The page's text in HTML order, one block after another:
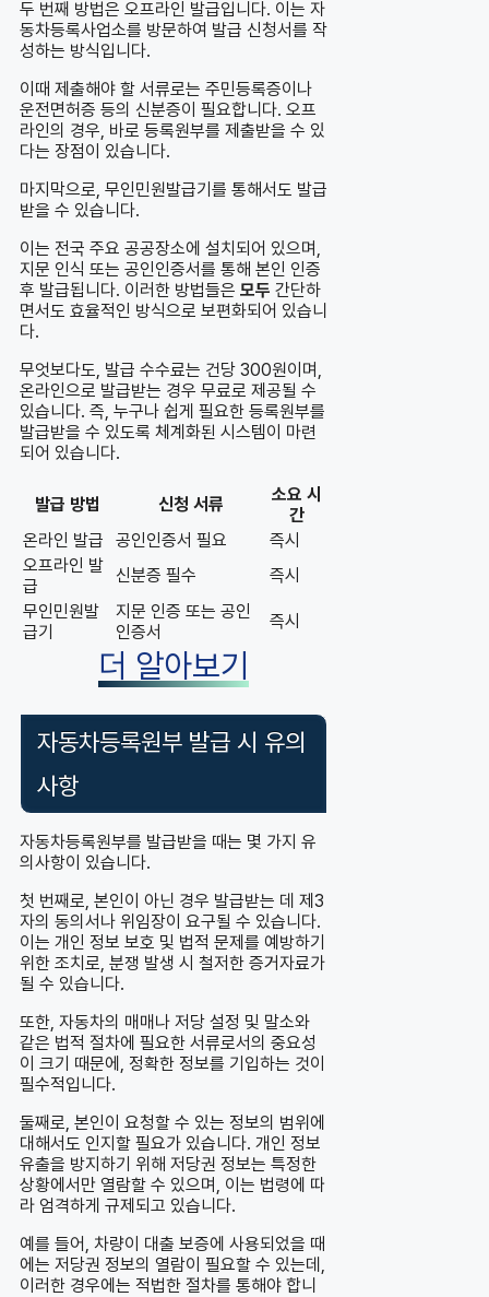
두 번째 방법은 오프라인 발급입니다. 이는 자
동차등록사업소를 방문하여 발급 신청서를 작
성하는 방식입니다.
이때 제출해야 할 서류로는 주민등록증이나
운전면허증 등의 신분증이 필요합니다. 오프
라인의 경우, 바로 등록원부를 제출받을 수 있
다는 장점이 있습니다.
마지막으로, 무인민원발급기를 통해서도 발급
받을 수 있습니다.
이는 전국 주요 공공장소에 설치되어 있으며,
지문 인식 또는 공인인증서를 통해 본인 인증
후 발급됩니다. 이러한 방법들은 모두 간단하
면서도 효율적인 방식으로 보편화되어 있습니
다.
무엇보다도, 발급 수수료는 건당 300원이며,
온라인으로 발급받는 경우 무료로 제공될 수
있습니다. 즉, 누구나 쉽게 필요한 등록원부를
발급받을 수 있도록 체계화된 시스템이 마련
되어 있습니다.
발급 방법 신청 서류
소요 시
간
온라인 발급
공인인증서 필요
즉시
오프라인 발
급
신분증 필수
즉시
무인민원발
급기
지문 인증 또는 공인
인증서
즉시
더 알아보기
자동차등록원부 발급 시 유의
사항
자동차등록원부를 발급받을 때는 몇 가지 유
의사항이 있습니다.
첫 번째로, 본인이 아닌 경우 발급받는 데 제3
자의 동의서나 위임장이 요구될 수 있습니다.
이는 개인 정보 보호 및 법적 문제를 예방하기
위한 조치로, 분쟁 발생 시 철저한 증거자료가
될 수 있습니다.
또한, 자동차의 매매나 저당 설정 및 말소와
같은 법적 절차에 필요한 서류로서의 중요성
이 크기 때문에, 정확한 정보를 기입하는 것이
필수적입니다.
둘째로, 본인이 요청할 수 있는 정보의 범위에
대해서도 인지할 필요가 있습니다. 개인 정보
유출을 방지하기 위해 저당권 정보는 특정한
상황에서만 열람할 수 있으며, 이는 법령에 따
라 엄격하게 규제되고 있습니다.
예를 들어, 차량이 대출 보증에 사용되었을 때
에는 저당권 정보의 열람이 필요할 수 있는데,
이러한 경우에는 적법한 절차를 통해야 합니